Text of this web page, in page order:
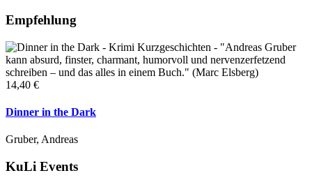
Empfehlung
14,40 €
Dinner in the Dark
Gruber, Andreas
KuLi Events